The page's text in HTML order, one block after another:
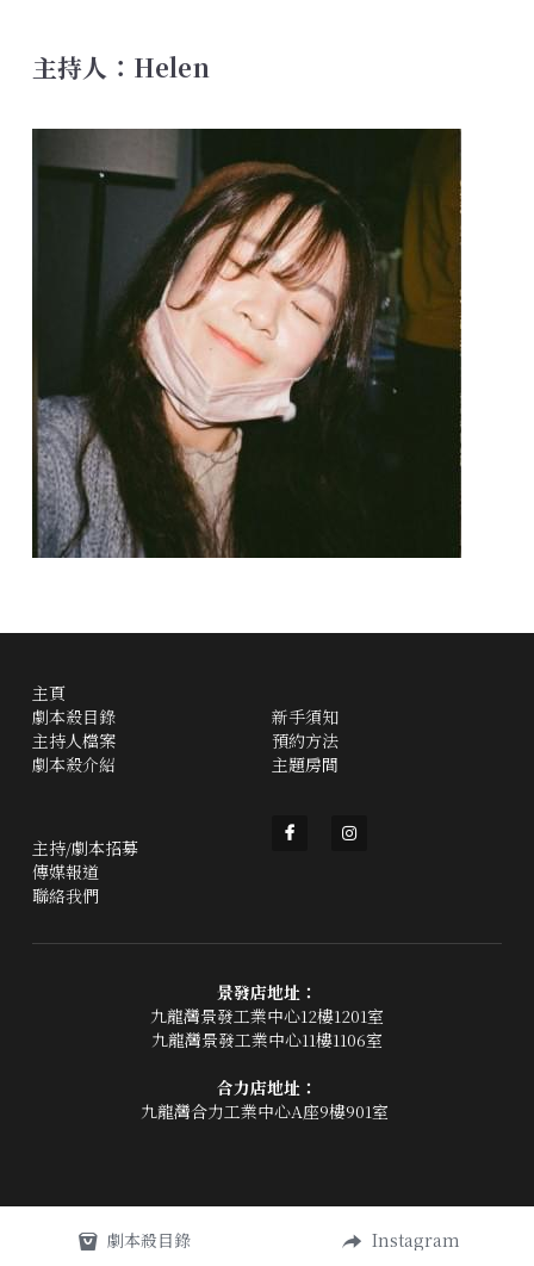
主持人：Helen
主頁
劇本殺目錄
主持人檔案
劇本殺介紹
新手須知
預約方法
主題房間
主持/劇本招募
傳媒報道
聯絡我們
景發店地址：
九龍灣景發工業中心12樓1201室
九龍灣景發工業中心11樓1106室
合力店地址：
九龍灣合力工業中心A座9樓901室
劇本殺目錄 Instagram